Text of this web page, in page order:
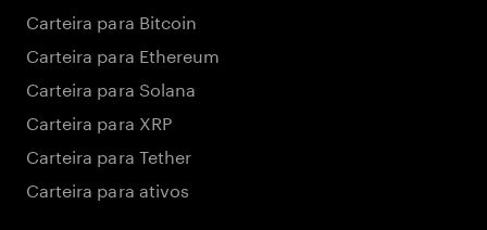
Carteira para Bitcoin
Carteira para Ethereum
Carteira para Solana
Carteira para XRP
Carteira para Tether
Carteira para ativos